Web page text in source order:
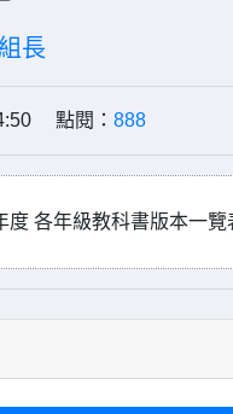
長
點閱： 888
各年級教科書版本一覽